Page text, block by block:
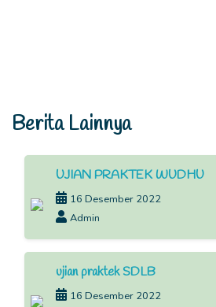
Berita Lainnya
UJIAN PRAKTEK WUDHU
16 Desember 2022
Admin
ujian praktek SDLB
16 Desember 2022